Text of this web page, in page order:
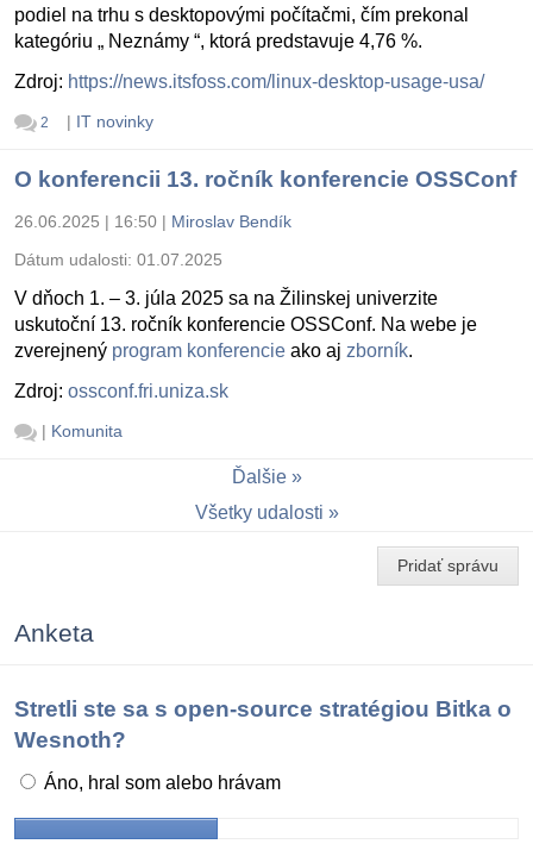
podiel na trhu s desktopovými počítačmi, čím prekonal
kategóriu „ Neznámy “, ktorá predstavuje 4,76 %.
Zdroj: https://news.itsfoss.com/linux-desktop-usage-usa/
2 | IT novinky
O konferencii 13. ročník konferencie OSSConf
26.06.2025 | 16:50 | Miroslav Bendík
Dátum udalosti: 01.07.2025
V dňoch 1. – 3. júla 2025 sa na Žilinskej univerzite
uskutoční 13. ročník konferencie OSSConf. Na webe je
zverejnený program konferencie ako aj zborník.
Zdroj: ossconf.fri.uniza.sk
| Komunita
Ďalšie
Všetky udalosti
Pridať správu
Anketa
Stretli ste sa s open-source stratégiou Bitka o
Wesnoth?
Áno, hral som alebo hrávam